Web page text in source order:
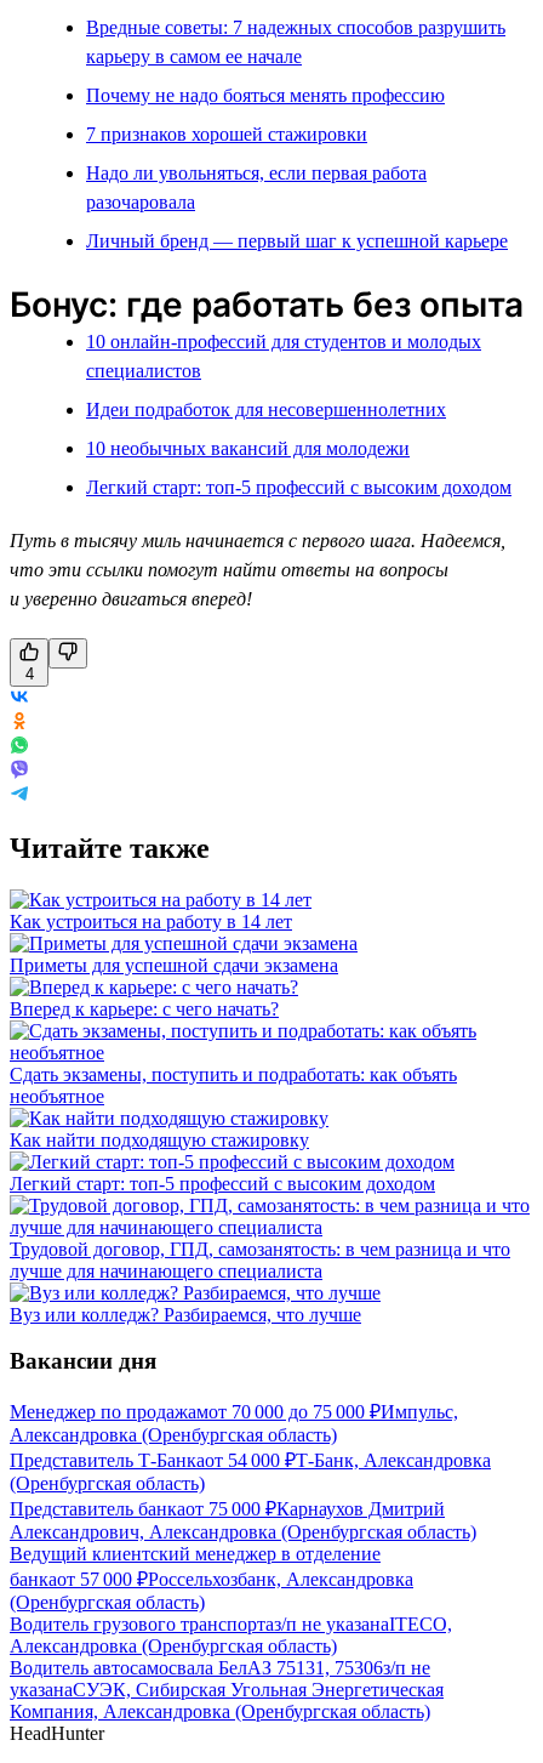
Вредные советы: 7 надежных способов разрушить
карьеру в самом ее начале
Почему не надо бояться менять профессию
7 признаков хорошей стажировки
Надо ли увольняться, если первая работа
разочаровала
Личный бренд — первый шаг к успешной карьере
Бонус: где работать без опыта
10 онлайн-профессий для студентов и молодых
специалистов
Идеи подработок для несовершеннолетних
10 необычных вакансий для молодежи
Легкий старт: топ-5 профессий с высоким доходом
Путь в тысячу миль начинается с первого шага. Надеемся,
что эти ссылки помогут найти ответы на вопросы
и уверенно двигаться вперед!
4
Читайте также
Как устроиться на работу в 14 лет
Приметы для успешной сдачи экзамена
Вперед к карьере: с чего начать?
Сдать экзамены, поступить и подработать: как объять
необъятное
Как найти подходящую стажировку
Легкий старт: топ-5 профессий с высоким доходом
Трудовой договор, ГПД, самозанятость: в чем разница и что
лучше для начинающего специалиста
Вуз или колледж? Разбираемся, что лучше
Вакансии дня
Менеджер по продажамот 70 000 до 75 000 ₽Импульс,
Александровка (Оренбургская область)
Представитель Т-Банкаот 54 000 ₽Т-Банк, Александровка
(Оренбургская область)
Представитель банкаот 75 000 ₽Карнаухов Дмитрий
Александрович, Александровка (Оренбургская область)
Ведущий клиентский менеджер в отделение
банкаот 57 000 ₽Россельхозбанк, Александровка
(Оренбургская область)
Водитель грузового транспортаз/п не указанаITECO,
Александровка (Оренбургская область)
Водитель автосамосвала БелАЗ 75131, 75306з/п не
указанаСУЭК, Сибирская Угольная Энергетическая
Компания, Александровка (Оренбургская область)
HeadHunter